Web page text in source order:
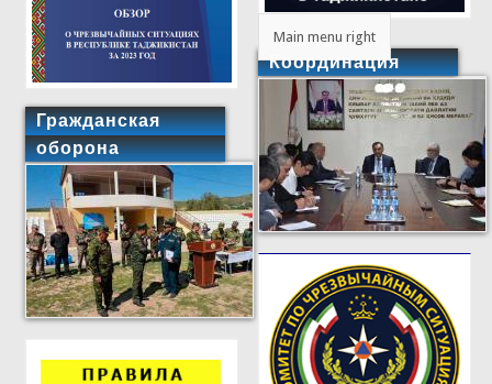
Гражданская
оборона
Main menu right
Координация